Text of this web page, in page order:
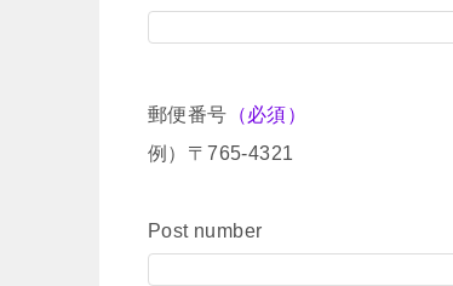
郵便番号 （必須）
例）〒765-4321
Post number